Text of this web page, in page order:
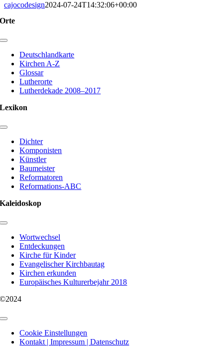
cajocodesign2024-07-24T14:32:06+00:00
Orte
Toggle
NavigationDeutschlandkarte
Kirchen A-Z
Glossar
Lutherorte
Lutherdekade 2008–2017
Lexikon
Toggle
Navigation
Dichter
Komponisten
Künstler
Baumeister
Reformatoren
Reformations-ABC
Kaleidoskop
Toggle
NavigationWortwechsel
Entdeckungen
Kirche für Kinder
Evangelischer Kirchbautag
Kirchen erkunden
Europäisches Kulturerbejahr 2018
©2024
Toggle
NavigationCookie Einstellungen
Kontakt | Impressum | Datenschutz